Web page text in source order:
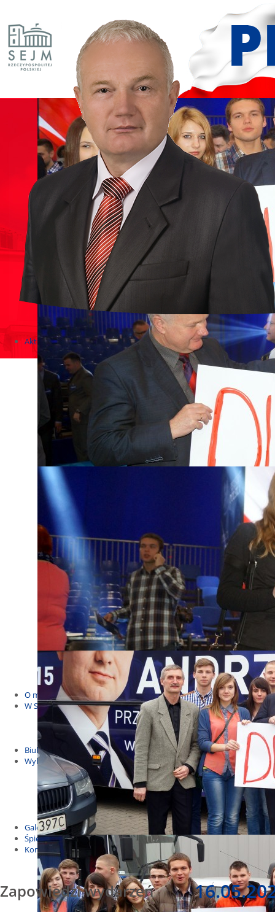
Aktualności
Zapowiedzi wydarzeń
KONKURSY 2020 - 2026
KOLONIE 2021 - 2026
Imprezy kulturalne - zaproszenia 2017
Różne
Konkursy 2017/2018
KONKURSY 2016/2017
KONKURSY 2015/2016
Konkursy 2014/2015
Wizyty w Parlamencie i Ministerstwach
Spotkania i debaty, PROTESTY, MARSZE
Debaty i spotkania 2017
Konkursy 2014
Różne
Praca w kampanii
Sejmowe
Budżet Obywatelski 2021
Dla dzieci i młodzieży
Msze, marsze i wiece
KOLONIE 2022
Wybory samorządowe 2018
Dożynki 2014
EUROWYBORY 2019
Debaty i spotkania 2016
Debaty i spotkania 2019
wybory
Kolonie Stegna 2020
Spotkanie w Bronowie
WYJAZDY
O mnie
W Sejmie
Patroni Roku 2016
Św. Jan Paweł II Patronem Roku 2015
10.04.2014 - Czwarta Roczniica Katastrofy Smoleńskiej
Biuletyny
Wybory
Wybory samorządowe
Wybory parlamentarne
Wybory do Parlamentu Europejskiego
Wybory prezydenckie 2020
Wybory 2014
Galeria
Śpiewnik
Kontakt
Zapowiedzi wydarzeń